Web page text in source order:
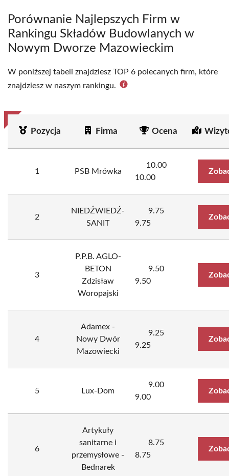
Porównanie Najlepszych Firm w
Rankingu Składów Budowlanych w
Nowym Dworze Mazowieckim
W poniższej tabeli znajdziesz TOP 6 polecanych firm, które
znajdziesz w naszym rankingu.
Pozycja Firma Ocena
1 PSB Mrówka
10.00
10.00
2
NIEDŹWIEDŹ-
SANIT
9.75
9.75
3
P.P.B. AGLO-
BETON
Zdzisław
Woropajski
9.50
9.50
4
Adamex -
Nowy Dwór
Mazowiecki
9.25
9.25
5 Lux-Dom
9.00
9.00
6
Artykuły
sanitarne i
przemysłowe -
Bednarek
8.75
8.75